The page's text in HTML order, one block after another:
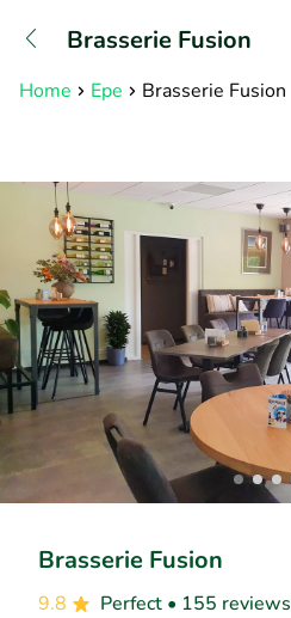
Brasserie Fusion
Home Epe Brasserie Fusion
Brasserie Fusion
9.8 Perfect • 155 reviews